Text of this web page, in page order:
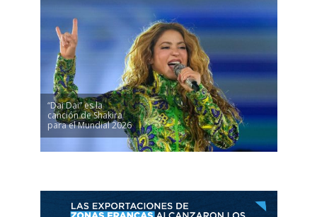
“Dai Dai” es la
canción de Shakira
para el Mundial 2026